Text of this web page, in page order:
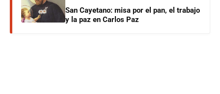
San Cayetano: misa por el pan, el trabajo
y la paz en Carlos Paz